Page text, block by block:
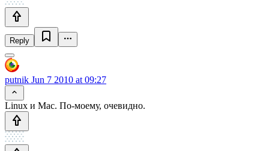
Reply
putnik Jun 7 2010 at 09:27
Linux и Mac. По-моему, очевидно.